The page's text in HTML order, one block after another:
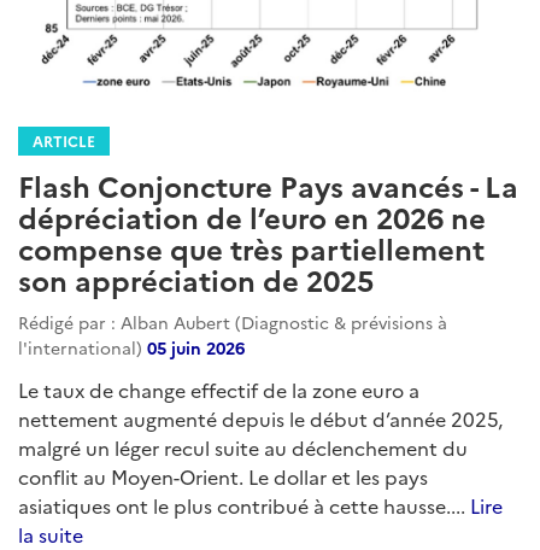
ARTICLE
Flash Conjoncture Pays avancés - La
dépréciation de l’euro en 2026 ne
compense que très partiellement
son appréciation de 2025
Rédigé par : Alban Aubert (Diagnostic & prévisions à
l'international) 05 juin 2026
Le taux de change effectif de la zone euro a
nettement augmenté depuis le début d’année 2025,
malgré un léger recul suite au déclenchement du
conflit au Moyen-Orient. Le dollar et les pays
asiatiques ont le plus contribué à cette hausse.... Lire
la suite